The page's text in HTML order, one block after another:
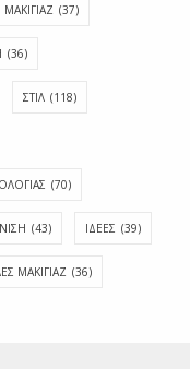
ΜΑΚΙΓΙΑΖ (37)
(36)
ΣΤΙΛ (118)
(70)
(43) ΙΔΈΕΣ (39)
ΜΑΚΙΓΙΆΖ (36)